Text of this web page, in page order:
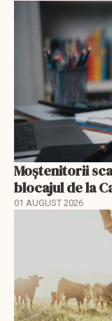
Moștenitorii
blocajul de la
01 AUGUST 2026